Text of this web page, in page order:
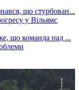
у Вільямс